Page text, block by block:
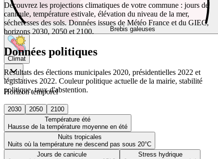
Brebis galeuses
Climat
Horizon temporel
2030 2050
2100
Température été
Hausse de la température moyenne en été
Nuits tropicales
Nuits où la température ne descend pas sous 20°C
Jours de canicule
Stress hydrique
Découvrez les projections climatiques de votre commune : jours de
canicule, température estivale, élévation du niveau de la mer,
sécheresses des sols. Données issues de Météo France et du GIEC,
horizons 2030, 2050 et 2100.
Données politiques
Résultats des élections municipales 2020, présidentielles 2022 et
législatives 2022. Couleur politique actuelle de la mairie, stabilité
politique, taux d'abstention.